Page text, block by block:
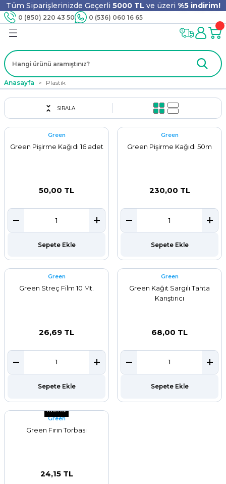
Tüm Siparişlerinizde Geçerli 5000 TLve üzeri %5 indirim!
0 (850) 220 43 50 0 (536) 060 16 65
Geri Dön
Geri Dön
Ürünleri
Geri Dön
Geri Dön
Tahta Karıştırıcı
Geri Dön
Kapları
Geri Dön
Geri Dön
Geri Dön
Anasayfa Plastik
SIRALA
Green
Green Pişirme Kağıdı 16 adet
50,00 TL
Sepete Ekle
Green
Green Pişirme Kağıdı 50m
230,00 TL
Sepete Ekle
Green
Green Streç Film 10 Mt.
26,69 TL
Sepete Ekle
Green
Green Kağıt Sargılı Tahta
Karıştırıcı
68,00 TL
Sepete Ekle
Tükendi
Green
Green Fırın Torbası
24,15 TL